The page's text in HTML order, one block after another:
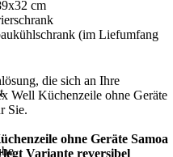
cm
(im Liefumfang
die sich an Ihre
Well Küchenzeile ohne Geräte
Sie.
ohne Geräte Samoa
Variante reversibel